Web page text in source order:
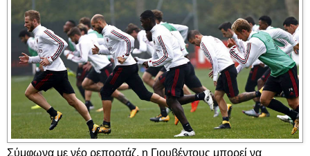
Σύμφωνα με νέο ρεπορτάζ, η Γιουβέντους μπορεί να